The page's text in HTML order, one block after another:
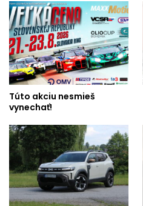
Túto akciu nesmieš
vynechať!